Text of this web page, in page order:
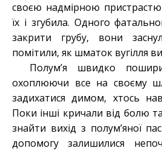
своєю надмірною
їх і згубила. Одного
закрити грубу, вони
помітили, як шматок вугілля
Полум’я швидко
охоплюючи все на своєму
задихатися димом, хтось
Поки інші кричали від болю
знайти вихід з полум’яної
допомогу залишилися